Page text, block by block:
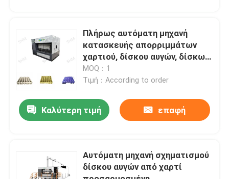
επαφή
Ζητήστε ένα απόσπασμα
Φορμαρισμένη μηχανή πολτού
Φορμάροντας μηχανή πολτού βαγάσσης
Πλήρως αυτόματη μηχανή
κατασκευής απορριμμάτων
χαρτιού, δίσκου αυγών, δίσκων
βιομηχανικών συσκευασιών
MOQ：1
Τιμή：According to order
Καλύτερη τιμή επαφή
Αυτόματη μηχανή σχηματισμού
δίσκου αυγών από χαρτί